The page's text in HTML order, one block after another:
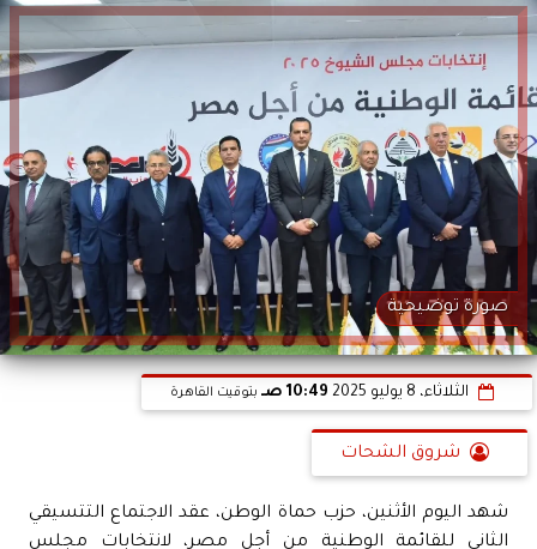
صورة توضيحية
الثلاثاء، 8 يوليو 2025 10:49 صـ بتوقيت القاهرة
شروق الشحات
شهد اليوم الأثنين، حزب حماة الوطن، عقد الاجتماع التتسيقي
الثاني للقائمة الوطنية من أجل مصر، لانتخابات مجلس